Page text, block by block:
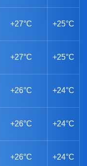
+27°C +25°C
+27°C +25°C
+26°C +24°C
+26°C +24°C
+26°C +24°C